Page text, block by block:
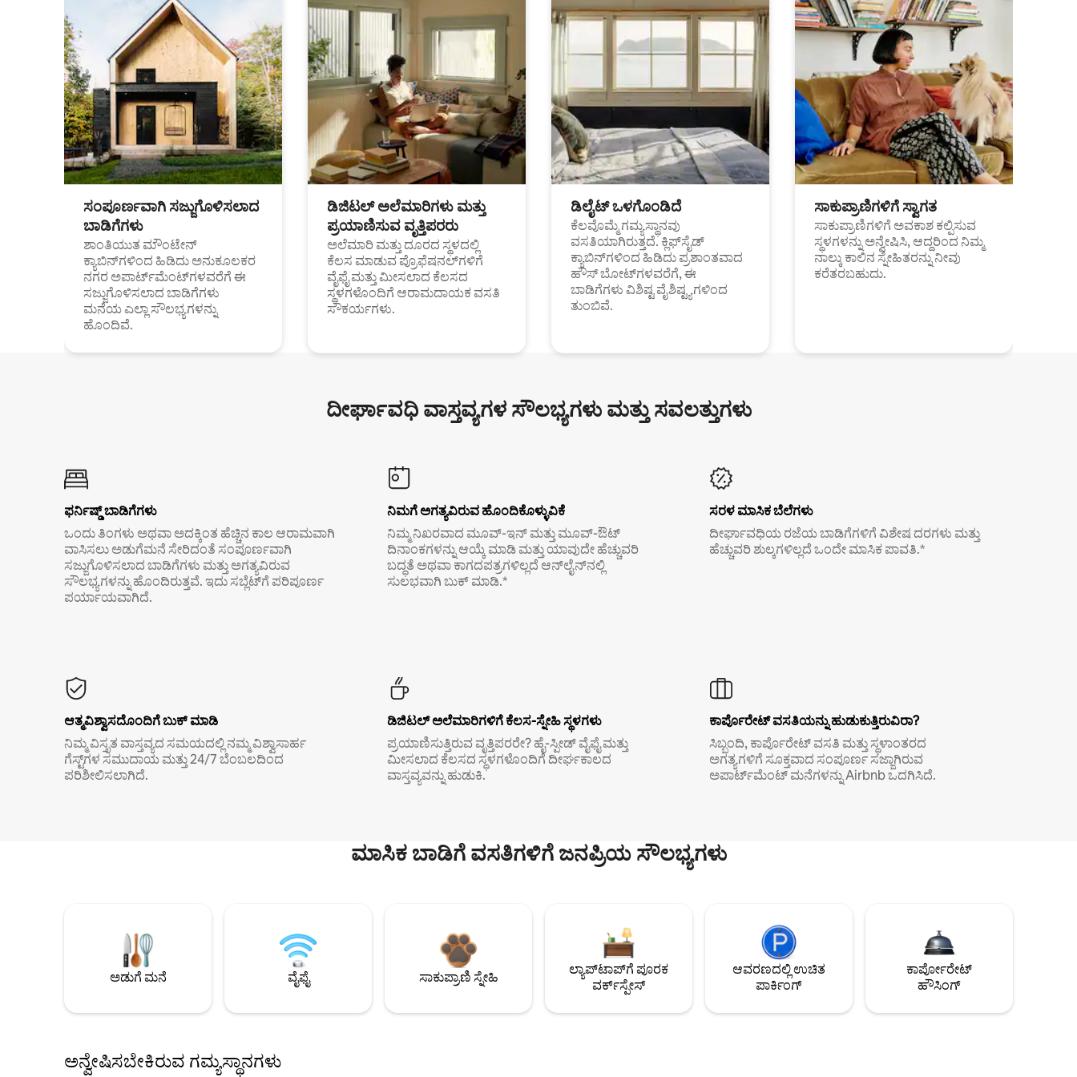
ಸಂಪೂರ್ಣವಾಗಿ ಸಜ್ಜುಗೊಳಿಸಲಾದ
ಬಾಡಿಗೆಗಳು
ಶಾಂತಿಯುತ ಮೌಂಟೇನ್
ಕ್ಯಾಬಿನ್‌ಗಳಿಂದ ಹಿಡಿದು ಅನುಕೂಲಕರ
ನಗರ ಅಪಾರ್ಟ್‌ಮೆಂಟ್‌ಗಳವರೆಗೆ ಈ
ಸಜ್ಜುಗೊಳಿಸಲಾದ ಬಾಡಿಗೆಗಳು
ಮನೆಯ ಎಲ್ಲಾ ಸೌಲಭ್ಯಗಳನ್ನು
ಹೊಂದಿವೆ.
ಡಿಜಿಟಲ್ ಅಲೆಮಾರಿಗಳು ಮತ್ತು
ಪ್ರಯಾಣಿಸುವ ವೃತ್ತಿಪರರು
ಅಲೆಮಾರಿ ಮತ್ತು ದೂರದ ಸ್ಥಳದಲ್ಲಿ
ಕೆಲಸ ಮಾಡುವ ಪ್ರೊಫೆಷನಲ್‌ಗಳಿಗೆ
ವೈಫೈ ಮತ್ತು ಮೀಸಲಾದ ಕೆಲಸದ
ಸ್ಥಳಗಳೊಂದಿಗೆ ಆರಾಮದಾಯಕ ವಸತಿ
ಸೌಕರ್ಯಗಳು.
ಡಿಲೈಟ್ ಒಳಗೊಂಡಿದೆ
ಕೆಲವೊಮ್ಮೆ ಗಮ್ಯಸ್ಥಾನವು
ವಸತಿಯಾಗಿರುತ್ತದೆ. ಕ್ಲಿಫ್‌ಸೈಡ್
ಕ್ಯಾಬಿನ್‌ಗಳಿಂದ ಹಿಡಿದು ಪ್ರಶಾಂತವಾದ
ಹೌಸ್ ಬೋಟ್‌ಗಳವರೆಗೆ, ಈ
ಬಾಡಿಗೆಗಳು ವಿಶಿಷ್ಟ ವೈಶಿಷ್ಟ್ಯಗಳಿಂದ
ತುಂಬಿವೆ.
ಸಾಕುಪ್ರಾಣಿಗಳಿಗೆ ಸ್ವಾಗತ
ಸಾಕುಪ್ರಾಣಿಗಳಿಗೆ ಅವಕಾಶ ಕಲ್ಪಿಸುವ
ಸ್ಥಳಗಳನ್ನು ಅನ್ವೇಷಿಸಿ, ಆದ್ದರಿಂದ ನಿಮ್ಮ
ನಾಲ್ಕು ಕಾಲಿನ ಸ್ನೇಹಿತರನ್ನು ನೀವು
ಕರೆತರಬಹುದು.
ದೀರ್ಘಾವಧಿ ವಾಸ್ತವ್ಯಗಳ ಸೌಲಭ್ಯಗಳು ಮತ್ತು ಸವಲತ್ತುಗಳು
ಫರ್ನಿಷ್ಡ್ ಬಾಡಿಗೆಗಳು
ಒಂದು ತಿಂಗಳು ಅಥವಾ ಅದಕ್ಕಿಂತ ಹೆಚ್ಚಿನ ಕಾಲ ಆರಾಮವಾಗಿ
ವಾಸಿಸಲು ಅಡುಗೆಮನೆ ಸೇರಿದಂತೆ ಸಂಪೂರ್ಣವಾಗಿ
ಸಜ್ಜುಗೊಳಿಸಲಾದ ಬಾಡಿಗೆಗಳು ಮತ್ತು ಅಗತ್ಯವಿರುವ
ಸೌಲಭ್ಯಗಳನ್ನು ಹೊಂದಿರುತ್ತವೆ. ಇದು ಸಬ್ಲೆಟ್‌ಗೆ ಪರಿಪೂರ್ಣ
ಪರ್ಯಾಯವಾಗಿದೆ.
ನಿಮಗೆ ಅಗತ್ಯವಿರುವ ಹೊಂದಿಕೊಳ್ಳುವಿಕೆ
ನಿಮ್ಮ ನಿಖರವಾದ ಮೂವ್-ಇನ್ ಮತ್ತು ಮೂವ್-ಔಟ್
ದಿನಾಂಕಗಳನ್ನು ಆಯ್ಕೆ ಮಾಡಿ ಮತ್ತು ಯಾವುದೇ ಹೆಚ್ಚುವರಿ
ಬದ್ಧತೆ ಅಥವಾ ಕಾಗದಪತ್ರಗಳಿಲ್ಲದೆ ಆನ್‌ಲೈನ್‌ನಲ್ಲಿ
ಸುಲಭವಾಗಿ ಬುಕ್ ಮಾಡಿ.*
ಸರಳ ಮಾಸಿಕ ಬೆಲೆಗಳು
ದೀರ್ಘಾವಧಿಯ ರಜೆಯ ಬಾಡಿಗೆಗಳಿಗೆ ವಿಶೇಷ ದರಗಳು ಮತ್ತು
ಹೆಚ್ಚುವರಿ ಶುಲ್ಕಗಳಿಲ್ಲದೆ ಒಂದೇ ಮಾಸಿಕ ಪಾವತಿ.*
ಆತ್ಮವಿಶ್ವಾಸದೊಂದಿಗೆ ಬುಕ್ ಮಾಡಿ
ನಿಮ್ಮ ವಿಸ್ತೃತ ವಾಸ್ತವ್ಯದ ಸಮಯದಲ್ಲಿ ನಮ್ಮ ವಿಶ್ವಾಸಾರ್ಹ
ಗೆಸ್ಟ್‌ಗಳ ಸಮುದಾಯ ಮತ್ತು 24/7 ಬೆಂಬಲದಿಂದ
ಪರಿಶೀಲಿಸಲಾಗಿದೆ.
ಡಿಜಿಟಲ್ ಅಲೆಮಾರಿಗಳಿಗೆ ಕೆಲಸ-ಸ್ನೇಹಿ ಸ್ಥಳಗಳು
ಪ್ರಯಾಣಿಸುತ್ತಿರುವ ವೃತ್ತಿಪರರೇ? ಹೈ-ಸ್ಪೀಡ್ ವೈಫೈ ಮತ್ತು
ಮೀಸಲಾದ ಕೆಲಸದ ಸ್ಥಳಗಳೊಂದಿಗೆ ದೀರ್ಘಕಾಲದ
ವಾಸ್ತವ್ಯವನ್ನು ಹುಡುಕಿ.
ಕಾರ್ಪೊರೇಟ್ ವಸತಿಯನ್ನು ಹುಡುಕುತ್ತಿರುವಿರಾ?
ಸಿಬ್ಬಂದಿ, ಕಾರ್ಪೊರೇಟ್ ವಸತಿ ಮತ್ತು ಸ್ಥಳಾಂತರದ
ಅಗತ್ಯಗಳಿಗೆ ಸೂಕ್ತವಾದ ಸಂಪೂರ್ಣ ಸಜ್ಜಾಗಿರುವ
ಅಪಾರ್ಟ್‌ಮೆಂಟ್ ಮನೆಗಳನ್ನು Airbnb ಒದಗಿಸಿದೆ.
ಮಾಸಿಕ ಬಾಡಿಗೆ ವಸತಿಗಳಿಗೆ ಜನಪ್ರಿಯ ಸೌಲಭ್ಯಗಳು
ಅಡುಗೆ ಮನೆ ವೈಫೈ ಸಾಕುಪ್ರಾಣಿ ಸ್ನೇಹಿ
ಲ್ಯಾಪ್‌ಟಾಪ್‌ಗೆ ಪೂರಕ
ವರ್ಕ್‌ಸ್ಪೇಸ್
ಆವರಣದಲ್ಲಿ ಉಚಿತ
ಪಾರ್ಕಿಂಗ್
ಕಾರ್ಪೋರೇಟ್
ಹೌಸಿಂಗ್
ಅನ್ವೇಷಿಸಬೇಕಿರುವ ಗಮ್ಯಸ್ಥಾನಗಳು